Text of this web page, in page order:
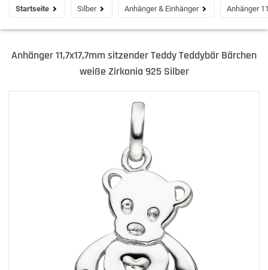
Startseite Silber Anhänger & Einhänger Anhänger
Anhänger 11,7x17,7mm sitzender Teddy Teddybär Bärchen
weiße Zirkonia 925 Silber